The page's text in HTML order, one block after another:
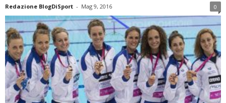
Redazione BlogDiSport - Mag 9, 2016 0